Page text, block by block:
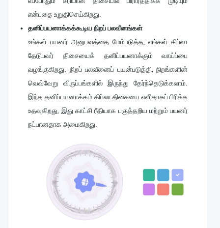
என்பதை உறுதிசெய்கிறது.
தனிப்பயனாக்கக்கூடிய நிறப் பலவீனங்கள்
உங்கள் பயனர் அனுபவத்தை மேம்படுத்த, எங்கள் கிப்லா
தேடுபவர் திசையைக் தனிப்பயனாக்கும் வாய்ப்பை
வழங்குகிறது. நிறப் பலவீனைப் பயன்படுத்தி, நிறங்களின்
வெவ்வேறு விருப்பங்களில் இருந்து தேர்ந்தெடுக்கலாம்.
இந்த தனிப்பயனாக்கம் கிப்லா திசையை எளிதாகப் பிரிக்க
உதவுகிறது, இது காட்சி ரீதியாக பகுத்தறிய மற்றும் பயனர்
நட்பானதாக அமைகிறது.